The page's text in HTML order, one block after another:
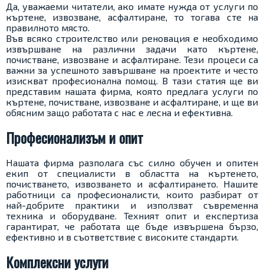
Да, уважаеми читатели, ако имате нужда от услуги по
къртене, извозване, асфалтиране, то тогава сте на
правилното място.
Във всяко строителство или реновация е необходимо
извършване на различни задачи като къртене,
почистване, извозване и асфалтиране. Тези процеси са
важни за успешното завършване на проектите и често
изискват професионална помощ. В тази статия ще ви
представим нашата фирма, която предлага услуги по
къртене, почистване, извозване и асфалтиране, и ще ви
обясним защо работата с нас е лесна и ефективна.
Професионализъм и опит
Нашата фирма разполага със силно обучен и опитен
екип от специалисти в областта на къртенето,
почистването, извозването и асфалтирането. Нашите
работници са професионалисти, които разбират от
най-добрите практики и използват съвременна
техника и оборудване. Техният опит и експертиза
гарантират, че работата ще бъде извършена бързо,
ефективно и в съответствие с високите стандарти.
Комплексни услуги